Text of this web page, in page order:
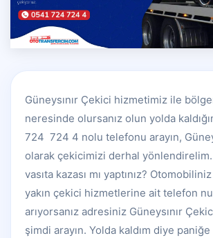
Güneysınır Çekici hizmetimiz ile
neresinde olursanız olun yolda
724 724 4 nolu telefonu arayın,
olarak çekicimizi derhal
vasıta kazası mı yaptınız?
yakın çekici hizmetlerine ait telefon
arıyorsanız adresiniz Güneysınır
şimdi arayın. Yolda kaldım diye